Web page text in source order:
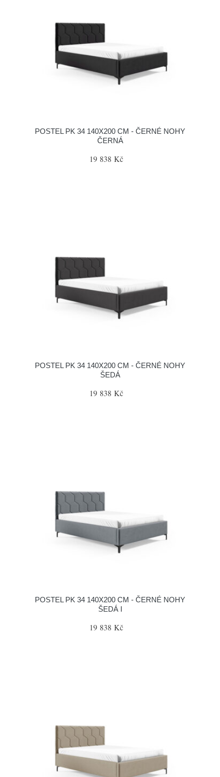
POSTEL PK 34 140X200 CM - ČERNÉ NOHY
ČERNÁ
19 838 Kč
POSTEL PK 34 140X200 CM - ČERNÉ NOHY
ŠEDÁ
19 838 Kč
POSTEL PK 34 140X200 CM - ČERNÉ NOHY
ŠEDÁ I
19 838 Kč